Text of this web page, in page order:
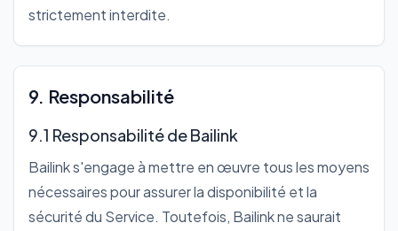
strictement interdite.
9. Responsabilité
9.1 Responsabilité de Bailink
Bailink s'engage à mettre en œuvre tous les moyens
nécessaires pour assurer la disponibilité et la
sécurité du Service. Toutefois, Bailink ne saurait